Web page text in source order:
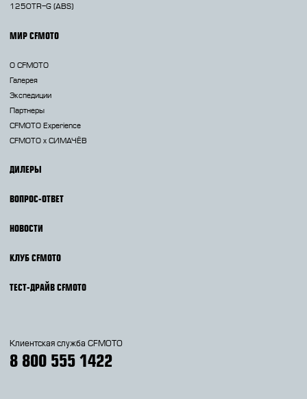
1250TR-G (ABS)
МИР CFMOTO
О CFMOTO
Галерея
Экспедиции
Партнеры
CFMOTO Experience
CFMOTO х СИМАЧЁВ
ДИЛЕРЫ
ВОПРОС-ОТВЕТ
НОВОСТИ
КЛУБ CFMOTO
ТЕСТ-ДРАЙВ CFMOTO
Клиентская служба CFMOTO
8 800 555 1422